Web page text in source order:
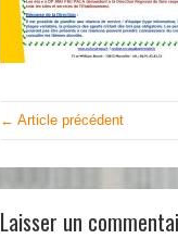
← Article précédent
Laisser un